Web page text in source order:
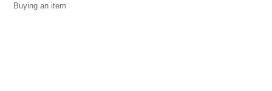
Buying an item